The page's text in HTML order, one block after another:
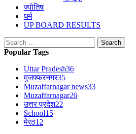
ज्योतिष
धर्म
UP BOARD RESULTS
Search
for:
Popular Tags
Uttar Pradesh36
मुजफ्फरनगर35
Muzaffarnagar news33
Muzaffarnagar26
उत्तर प्रदेश22
School15
मेरठ12